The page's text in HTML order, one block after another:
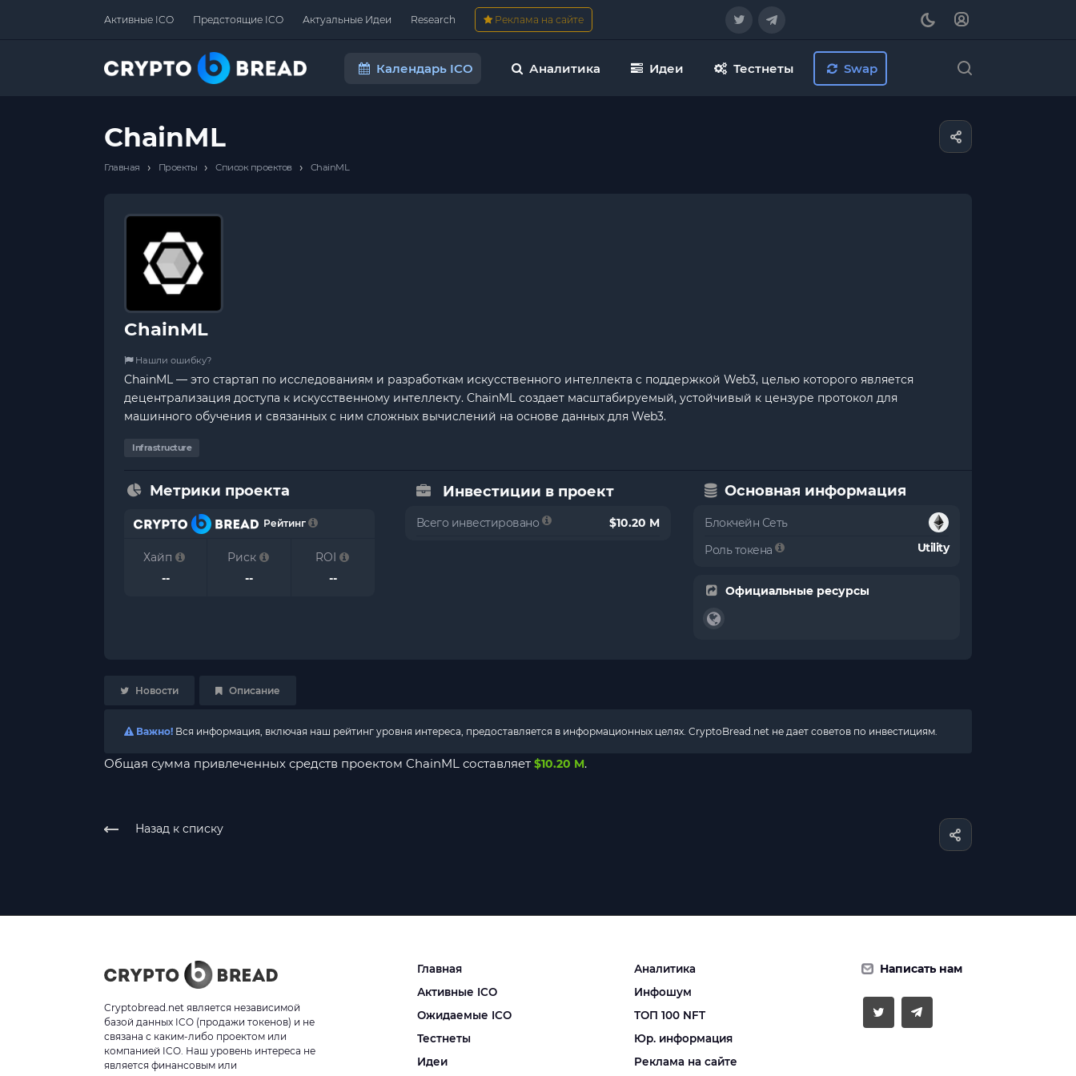
Активные ICO Предстоящие ICO Актуальные Идеи Research Реклама на сайте
Календарь ICO Аналитика Идеи Тестнеты Swap
ChainML
Главная › Проекты › Список проектов › ChainML
ChainML
Нашли ошибку?
ChainML — это стартап по исследованиям и разработкам искусственного интеллекта с поддержкой Web3, целью которого является
децентрализация доступа к искусственному интеллекту. ChainML создает масштабируемый, устойчивый к цензуре протокол для
машинного обучения и связанных с ним сложных вычислений на основе данных для Web3.
Infrastructure
Метрики проекта
Рейтинг
Хайп
--
Риск
--
ROI
--
Инвестиции в проект
Всего инвестировано $10.20 M
Основная информация
Блокчейн Сеть
Роль токена
Utility
Официальные ресурсы
Новости Описание
Важно! Вся информация, включая наш рейтинг уровня интереса, предоставляется в информационных целях. CryptoBread.net не дает советов по инвестициям.
Общая сумма привлеченных средств проектом ChainML составляет $10.20 M.
Назад к списку
Cryptobread.net является независимой
базой данных ICO (продажи токенов) и не
связана с каким-либо проектом или
компанией ICO. Наш уровень интереса не
является финансовым или
Главная
Активные ICO
Ожидаемые ICO
Тестнеты
Идеи
Аналитика
Инфошум
ТОП 100 NFT
Юр. информация
Реклама на сайте
Написать нам